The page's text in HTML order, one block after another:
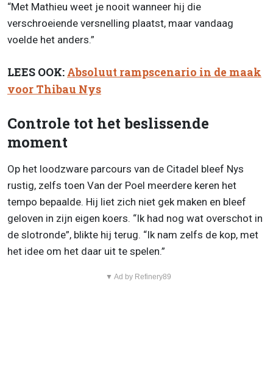
“Met Mathieu weet je nooit wanneer hij die
verschroeiende versnelling plaatst, maar vandaag
voelde het anders.”
LEES OOK: Absoluut rampscenario in de maak
voor Thibau Nys
Controle tot het beslissende
moment
Op het loodzware parcours van de Citadel bleef Nys
rustig, zelfs toen Van der Poel meerdere keren het
tempo bepaalde. Hij liet zich niet gek maken en bleef
geloven in zijn eigen koers. “Ik had nog wat overschot in
de slotronde”, blikte hij terug. “Ik nam zelfs de kop, met
het idee om het daar uit te spelen.”
▼ Ad by Refinery89